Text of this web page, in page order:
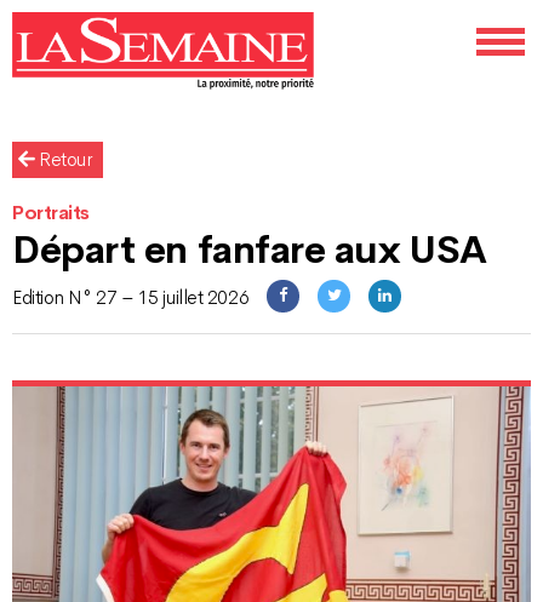
Retour
Portraits
Départ en fanfare aux USA
Edition N° 27 – 15 juillet 2026